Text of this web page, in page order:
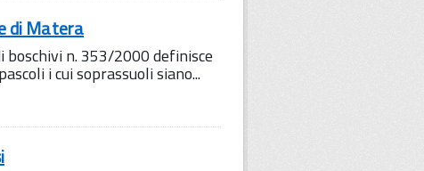
di Matera
boschivi n. 353/2000 definisce
i cui soprassuoli siano...